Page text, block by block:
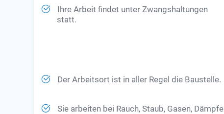
Ihre Arbeit findet unter Zwangshaltungen
statt.
Der Arbeitsort ist in aller Regel die Baustelle.
Sie arbeiten bei Rauch, Staub, Gasen,